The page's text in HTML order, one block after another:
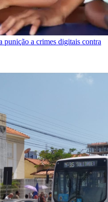
punição a crimes digitais contra